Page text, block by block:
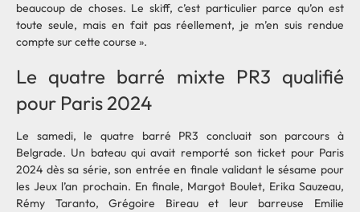
beaucoup de choses. Le skiff, c’est particulier parce qu’on est
toute seule, mais en fait pas réellement, je m’en suis rendue
compte sur cette course ».
Le quatre barré mixte PR3 qualifié
pour Paris 2024
Le samedi, le quatre barré PR3 concluait son parcours à
Belgrade. Un bateau qui avait remporté son ticket pour Paris
2024 dès sa série, son entrée en finale validant le sésame pour
les Jeux l’an prochain. En finale, Margot Boulet, Erika Sauzeau,
Rémy Taranto, Grégoire Bireau et leur barreuse Emilie